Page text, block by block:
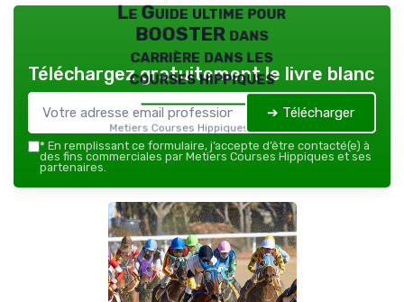
Le Guide ultime pour
BOOSTER dans
carrière dans les
courses hippiques
Metiers Courses Hippiques — 2026
Téléchargez gratuitement le livre blanc
➔ Télécharger
* En remplissant ce formulaire, j’accepte d’être contacté(e) à
des fins commerciales par Metiers Courses Hippiques et ses
partenaires.